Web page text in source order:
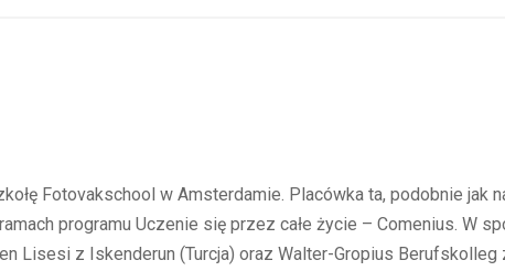
Fotovakschool w Amsterdamie. Placówka ta, podobnie jak
programu Uczenie się przez całe życie – Comenius. W
Lisesi z Iskenderun (Turcja) oraz Walter-Gropius Berufskolleg